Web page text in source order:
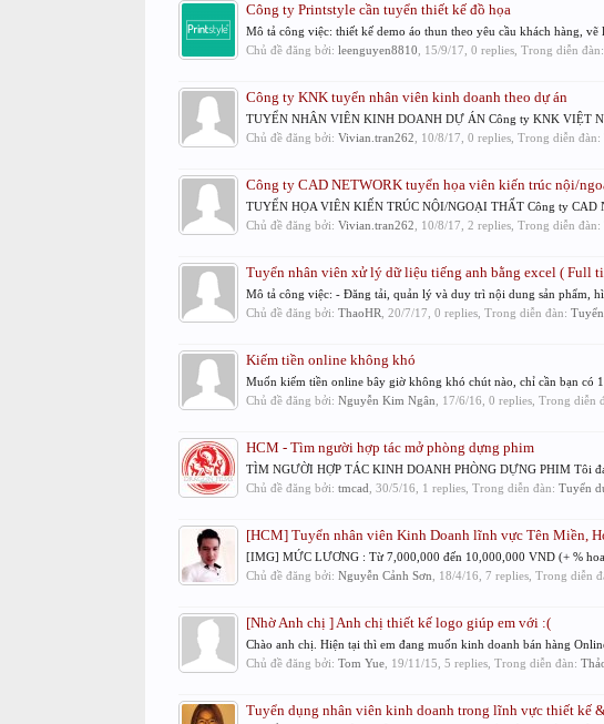
Công ty Printstyle cần tuyển thiết kế đồ họa
Mô tả công việc: thiết kế demo áo thun theo yêu cầu khách hàng,
Chủ đề đăng bởi: leenguyen8810 15/9/17 , 0 replies, Trong diễn đàn:
Công ty KNK tuyển nhân viên kinh doanh theo dự án
TUYỂN NHÂN VIÊN KINH DOANH DỰ ÁN Công ty KNK VIỆT
Chủ đề đăng bởi: Vivian.tran262 10/8/17 , 0 replies, Trong diễn đàn:
Công ty CAD NETWORK tuyển họa viên kiến trúc nội/
TUYỂN HỌA VIÊN KIẾN TRÚC NỘI/NGOẠI THẤT Công ty CAD
Chủ đề đăng bởi: Vivian.tran262 10/8/17 , 2 replies, Trong diễn đàn:
Tuyển nhân viên xử lý dữ liệu tiếng anh bằng excel ( Full
Mô tả công việc: - Đăng tải, quản lý và duy trì nội dung sản phẩm,
Chủ đề đăng bởi: ThaoHR 20/7/17 , 0 replies, Trong diễn đàn:
Kiếm tiền online không khó
Muốn kiếm tiền online bây giờ không khó chút nào, chỉ cần bạn có
Chủ đề đăng bởi: Nguyễn Kim Ngân 17/6/16 , 0 replies, Trong diễn
HCM - Tìm người hợp tác mở phòng dựng phim
TÌM NGƯỜI HỢP TÁC KINH DOANH PHÒNG DỰNG PHIM Tôi
Chủ đề đăng bởi: tmcad 30/5/16 , 1 replies, Trong diễn đàn: Tuyển
[HCM] Tuyển nhân viên Kinh Doanh lĩnh vực Tên Miền,
[IMG] MỨC LƯƠNG : Từ 7,000,000 đến 10,000,000 VND (+ %
Chủ đề đăng bởi: Nguyễn Cảnh Sơn 18/4/16 , 7 replies, Trong diễn
[Nhờ Anh chị ] Anh chị thiết kế logo giúp em với :(
Chào anh chị. Hiện tại thì em đang muốn kinh doanh bán hàng
Chủ đề đăng bởi: Tom Yue, 19/11/15 , 5 replies, Trong diễn đàn:
Tuyển dụng nhân viên kinh doanh trong lĩnh vực thiết kế